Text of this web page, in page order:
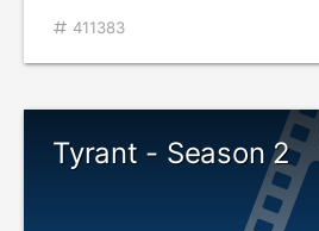
411383
Tyrant - Season 2